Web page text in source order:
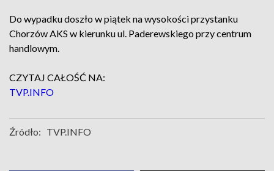
Do wypadku doszło w piątek na wysokości przystanku
Chorzów AKS w kierunku ul. Paderewskiego przy centrum
handlowym.
CZYTAJ CAŁOŚĆ NA:
TVP.INFO
Źródło: TVP.INFO